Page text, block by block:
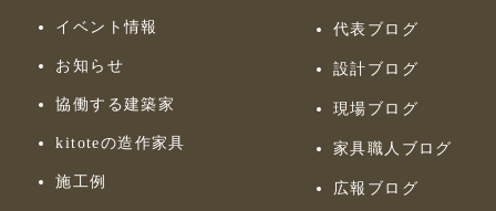
イベント情報
お知らせ
協働する建築家
kitoteの造作家具
施工例
代表ブログ
設計ブログ
現場ブログ
家具職人ブログ
広報ブログ